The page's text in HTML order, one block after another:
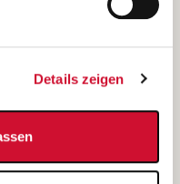
Details zeigen